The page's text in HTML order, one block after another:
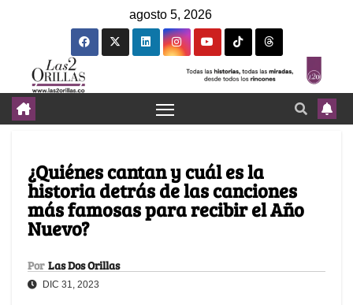
agosto 5, 2026
¿Quiénes cantan y cuál es la
historia detrás de las canciones
más famosas para recibir el Año
Nuevo?
Por Las Dos Orillas
DIC 31, 2023